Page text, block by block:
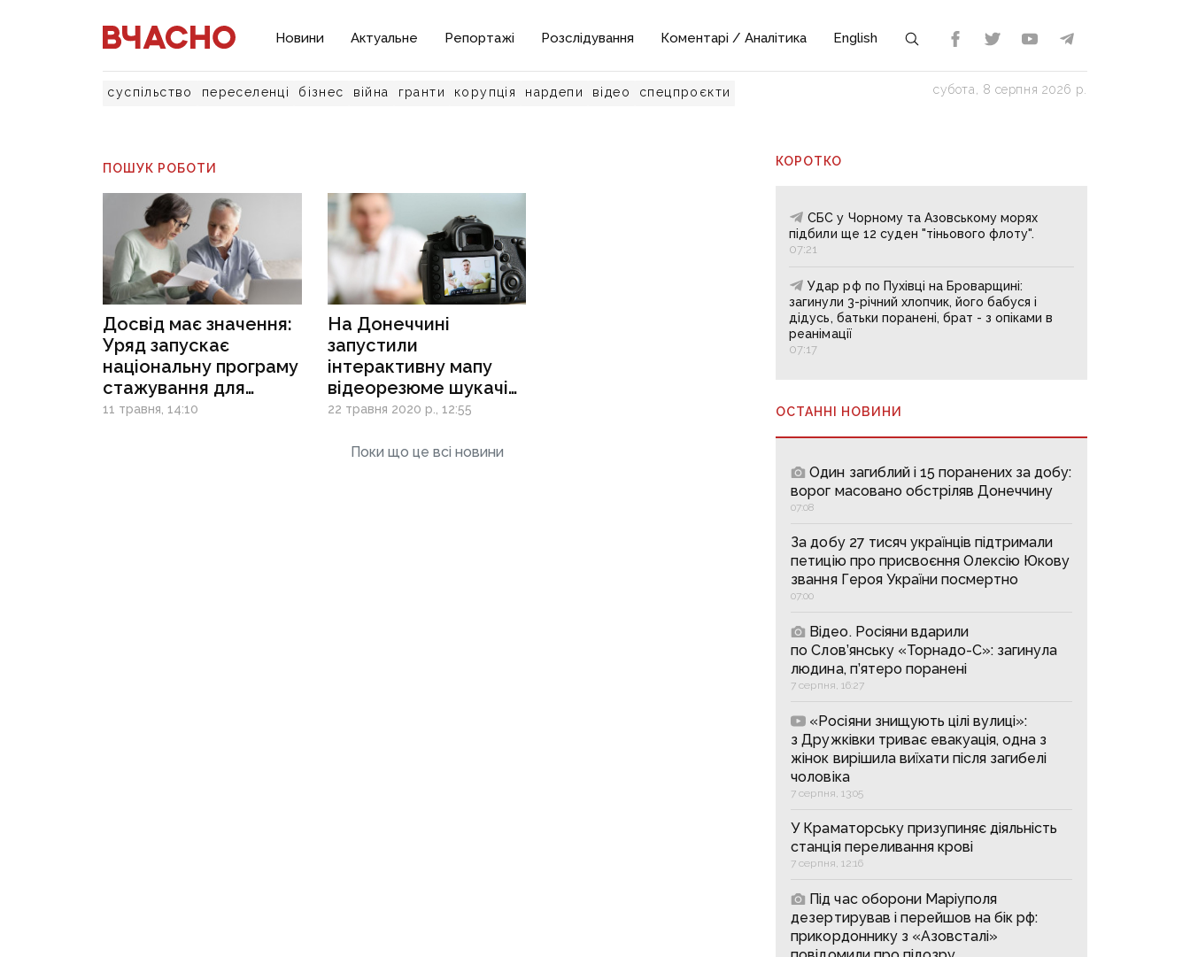
Новини Актуальне Репортажі Розслідування Коментарі / Аналітика English
суспільство переселенці бізнес війна гранти корупція нардепи відео спецпроєкти субота, 8 серпня 2026 р.
ПОШУК РОБОТИ
Досвід має значення:
Уряд запускає
національну програму
стажування для
людей 50+
11 травня, 14:10
На Донеччині
запустили
інтерактивну мапу
відеорезюме шукачів
роботи
22 травня 2020 р., 12:55
Поки що це всі новини
КОРОТКО
СБС у Чорному та Азовському морях
підбили ще 12 суден "тіньового флоту".
07:21
Удар рф по Пухівці на Броварщині:
загинули 3-річний хлопчик, його бабуся і
дідусь, батьки поранені, брат - з опіками в
реанімації
07:17
ОСТАННІ НОВИНИ
Один загиблий і 15 поранених за добу:
ворог масовано обстріляв Донеччину
07:08
За добу 27 тисяч українців підтримали
петицію про присвоєння Олексію Юкову
звання Героя України посмертно
07:00
Відео. Росіяни вдарили
по Слов’янську «Торнадо-С»: загинула
людина, п’ятеро поранені
7 серпня, 16:27
«Росіяни знищують цілі вулиці»:
з Дружківки триває евакуація, одна з
жінок вирішила виїхати після загибелі
чоловіка
7 серпня, 13:05
У Краматорську призупиняє діяльність
станція переливання крові
7 серпня, 12:16
Під час оборони Маріуполя
дезертирував і перейшов на бік рф:
прикордоннику з «Азовсталі»